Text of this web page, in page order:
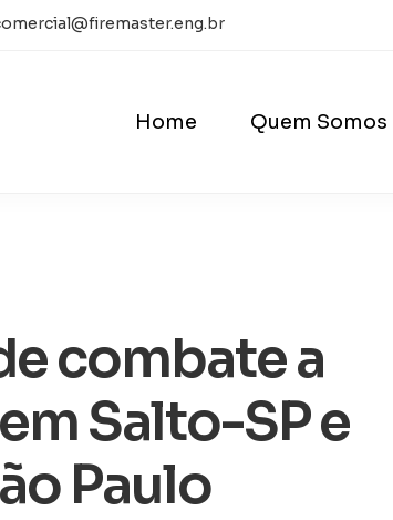
Home Quem Somos
combate a
Salto-SP e
Paulo